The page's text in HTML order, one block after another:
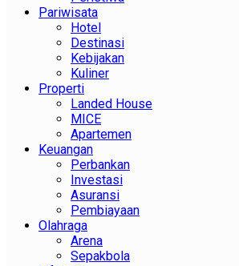
Pariwisata
Hotel
Destinasi
Kebijakan
Kuliner
Properti
Landed House
MICE
Apartemen
Keuangan
Perbankan
Investasi
Asuransi
Pembiayaan
Olahraga
Arena
Sepakbola